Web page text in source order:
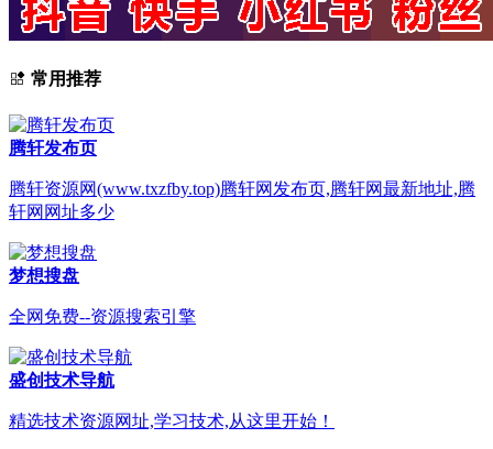
常用推荐
腾轩发布页
腾轩资源网(www.txzfby.top)腾轩网发布页,腾轩网最新地址,腾
轩网网址多少
梦想搜盘
全网免费--资源搜索引擎
盛创技术导航
精选技术资源网址,学习技术,从这里开始！